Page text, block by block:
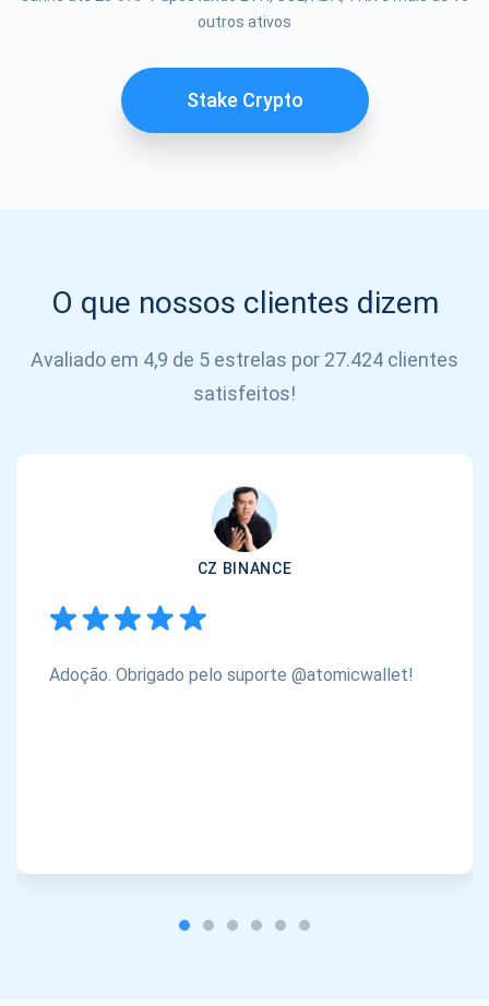
outros ativos
Stake Crypto
O que nossos clientes dizem
Avaliado em 4,9 de 5 estrelas por 27.424 clientes
satisfeitos!
CZ BINANCE
Adoção. Obrigado pelo suporte @atomicwallet!
SE
INSCREVER